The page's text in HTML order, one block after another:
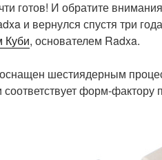
готов! И обратите
и вернулся спустя три
Куби, основателем Radxa.
шестиядерным
форм-